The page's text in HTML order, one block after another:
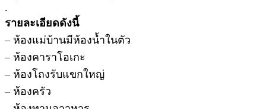
.
รายละเอียดดังนี้
– ห้องแม่บ้านมีห้องน้ำในตัว
– ห้องคาราโอเกะ
– ห้องโถงรับแขกใหญ่
– ห้องครัว